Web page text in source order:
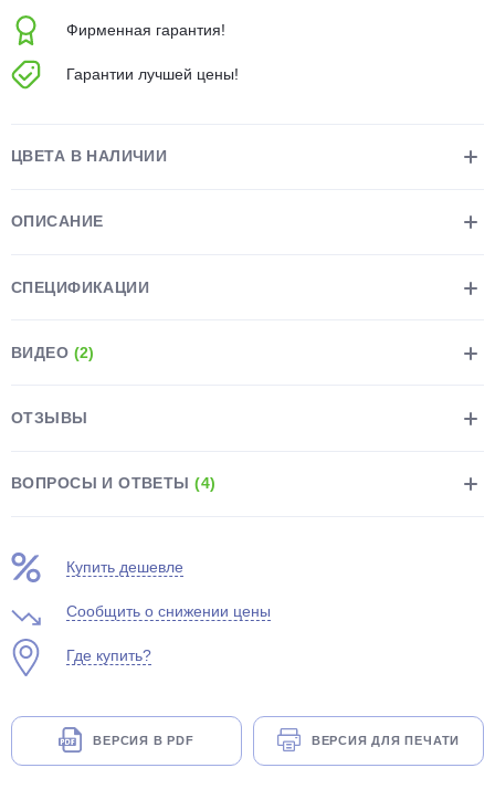
Фирменная гарантия!
Гарантии лучшей цены!
ЦВЕТА В НАЛИЧИИ
ОПИСАНИЕ
СПЕЦИФИКАЦИИ
ВИДЕО (2)
ОТЗЫВЫ
ВОПРОСЫ И ОТВЕТЫ(4)
Купить дешевле
Сообщить о снижении цены
Где купить?
ВЕРСИЯ В PDF ВЕРСИЯ ДЛЯ ПЕЧАТИ